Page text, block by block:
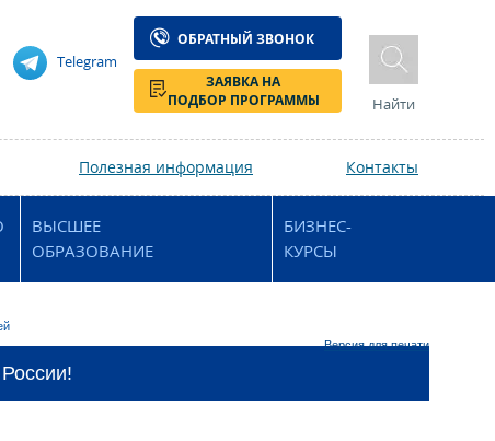
Telegram
ОБРАТНЫЙ ЗВОНОК
ЗАЯВКА НА
ПОДБОР ПРОГРАММЫ
Найти
Полезная информация Контакты
ВЫСШЕЕ
ОБРАЗОВАНИЕ
БИЗНЕС-
КУРСЫ
Версия для печати